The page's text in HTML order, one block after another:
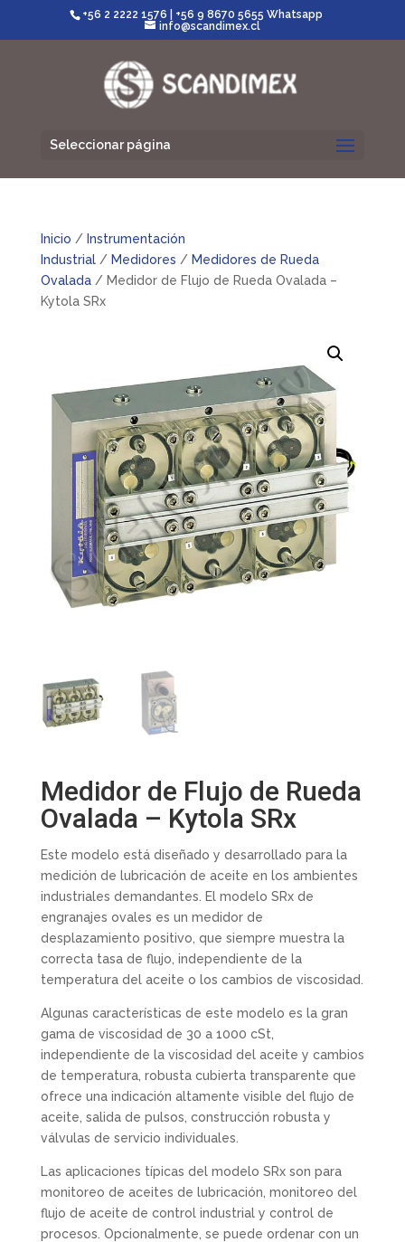
+56 2 2222 1576
+56 9 8670 5655 Whatsapp
info@scandimex.cl
Seleccionar página
Inicio / Instrumentación
Industrial/ Medidores / Medidores de Rueda
Ovalada/ Medidor de Flujo de Rueda Ovalada –
Kytola SRx
Medidor de Flujo de Rueda
Ovalada – Kytola SRx
Este modelo está diseñado y desarrollado para la
medición de lubricación de aceite en los ambientes
industriales demandantes. El modelo SRx de
engranajes ovales es un medidor de
desplazamiento positivo, que siempre muestra la
correcta tasa de flujo, independiente de la
temperatura del aceite o los cambios de viscosidad.
Algunas características de este modelo es la gran
gama de viscosidad de 30 a 1000 cSt,
independiente de la viscosidad del aceite y cambios
de temperatura, robusta cubierta transparente que
ofrece una indicación altamente visible del flujo de
aceite, salida de pulsos, construcción robusta y
válvulas de servicio individuales.
Las aplicaciones típicas del modelo SRx son para
monitoreo de aceites de lubricación, monitoreo del
flujo de aceite de control industrial y control de
procesos. Opcionalmente, se puede ordenar con un